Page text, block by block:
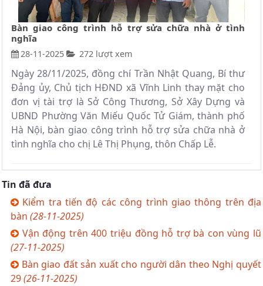
Bàn giao công trình hỗ trợ sửa chữa nhà ở tình
nghĩa
28-11-2025 272 lượt xem
Ngày 28/11/2025, đồng chí Trần Nhật Quang, Bí thư
Đảng ủy, Chủ tịch HĐND xã Vĩnh Linh thay mặt cho
đơn vị tài trợ là Sở Công Thương, Sở Xây Dựng và
UBND Phường Văn Miếu Quốc Tử Giám, thành phố
Hà Nội, bàn giao công trình hỗ trợ sửa chữa nhà ở
tình nghĩa cho chị Lê Thị Phụng, thôn Chấp Lễ.
Tin đã đưa
Kiểm tra tiến độ các công trình giao thông trên địa
bàn (28-11-2025)
Vận động trên 400 triệu đồng hỗ trợ bà con vùng lũ
(27-11-2025)
Bàn giao đất sản xuất cho người dân theo Nghị quyết
29(26-11-2025)